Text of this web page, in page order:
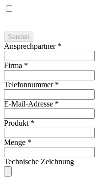
Senden
Ansprechpartner *
Firma *
Telefonnummer *
E-Mail-Adresse *
Produkt *
Menge *
Technische Zeichnung